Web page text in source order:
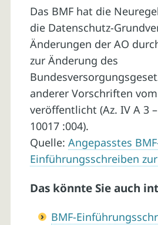
Das BMF hat die
die Datenschutz-
Änderungen der AO
zur Änderung des
anderer Vorschriften vom
veröffentlicht (Az. IV A 3
10017 :004).
Quelle: Angepasstes
Einführungsschreiben zur
Das könnte Sie auch
BMF-